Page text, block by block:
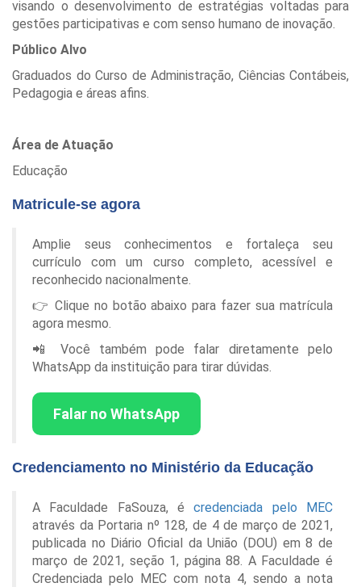
visando o desenvolvimento de estratégias voltadas para
gestões participativas e com senso humano de inovação.
Público Alvo
Graduados do Curso de Administração, Ciências Contábeis,
Pedagogia e áreas afins.
Área de Atuação
Educação
Matricule-se agora
Amplie seus conhecimentos e fortaleça seu
currículo com um curso completo, acessível e
reconhecido nacionalmente.
👉 Clique no botão abaixo para fazer sua matrícula
agora mesmo.
📲 Você também pode falar diretamente pelo
WhatsApp da instituição para tirar dúvidas.
Falar no WhatsApp
Credenciamento no Ministério da Educação
A Faculdade FaSouza, écredenciada pelo MEC
através da Portaria nº 128, de 4 de março de 2021,
publicada no Diário Oficial da União (DOU) em 8 de
março de 2021, seção 1, página 88. A Faculdade é
Credenciada pelo MEC com nota 4, sendo a nota